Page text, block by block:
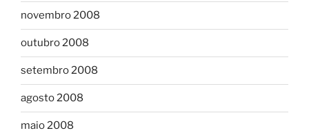
novembro 2008
outubro 2008
setembro 2008
agosto 2008
maio 2008